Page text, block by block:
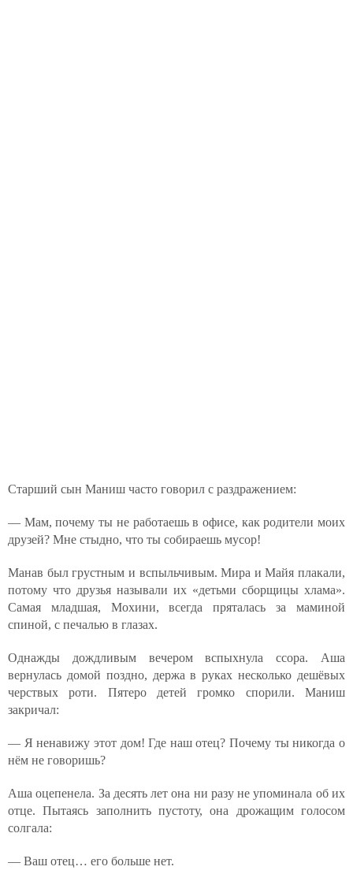
Старший сын Маниш часто говорил с раздражением:
— Мам, почему ты не работаешь в офисе, как родители моих
друзей? Мне стыдно, что ты собираешь мусор!
Манав был грустным и вспыльчивым. Мира и Майя плакали,
потому что друзья называли их «детьми сборщицы хлама».
Самая младшая, Мохини, всегда пряталась за маминой
спиной, с печалью в глазах.
Однажды дождливым вечером вспыхнула ссора. Аша
вернулась домой поздно, держа в руках несколько дешёвых
черствых роти. Пятеро детей громко спорили. Маниш
закричал:
— Я ненавижу этот дом! Где наш отец? Почему ты никогда о
нём не говоришь?
Аша оцепенела. За десять лет она ни разу не упоминала об их
отце. Пытаясь заполнить пустоту, она дрожащим голосом
солгала:
— Ваш отец… его больше нет.